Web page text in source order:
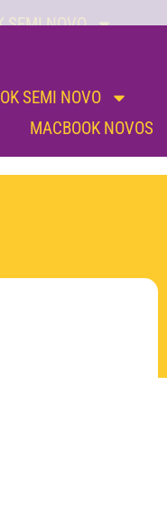
SEMI NOVO
SEMI NOVO
MACBOOK NOVOS